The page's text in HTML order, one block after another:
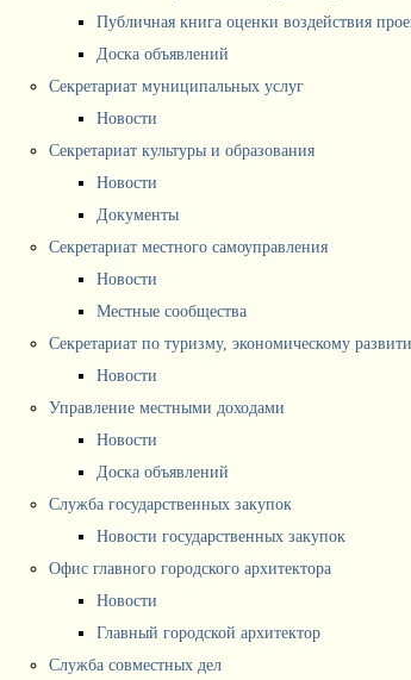
Публичная книга оценки воздействия
Доска объявлений
Секретариат муниципальных услуг
Новости
Секретариат культуры и образования
Новости
Документы
Секретариат местного самоуправления
Новости
Местные сообщества
Секретариат по туризму, экономическому
Новости
Управление местными доходами
Новости
Доска объявлений
Служба государственных закупок
Новости государственных закупок
Офис главного городского архитектора
Новости
Главный городской архитектор
Служба совместных дел